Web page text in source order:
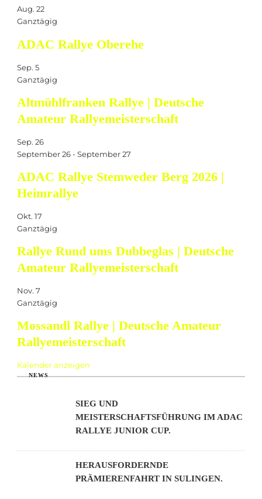
n
Aug. 22
Ganztägig
ADAC Rallye Oberehe
Sep. 5
Ganztägig
Altmühlfranken Rallye | Deutsche
Amateur Rallyemeisterschaft
Sep. 26
September 26-September 27
ADAC Rallye Stemweder Berg 2026 |
Heimrallye
Okt. 17
Ganztägig
Rallye Rund ums Dubbeglas | Deutsche
Amateur Rallyemeisterschaft
Nov. 7
Ganztägig
Mossandl Rallye | Deutsche Amateur
Rallyemeisterschaft
Kalender anzeigen
NEWS
SIEG UND
MEISTERSCHAFTSFÜHRUNG IM ADAC
RALLYE JUNIOR CUP.
HERAUSFORDERNDE
PRÄMIERENFAHRT IN SULINGEN.